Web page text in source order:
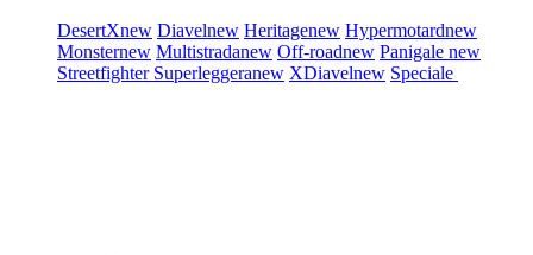
DesertXnew Diavelnew Heritagenew Hypermotardnew
Monsternew Multistradanew Off-roadnew Panigale new
Streetfighter Superleggeranew XDiavelnew Speciale